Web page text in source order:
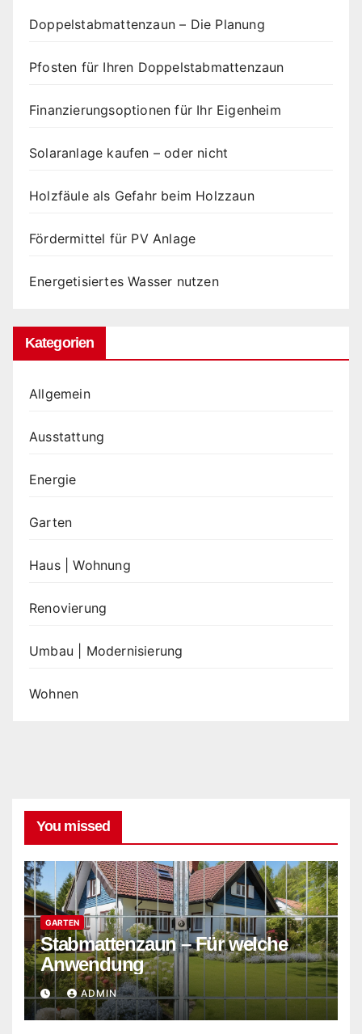
Doppelstabmattenzaun – Die Planung
Pfosten für Ihren Doppelstabmattenzaun
Finanzierungsoptionen für Ihr Eigenheim
Solaranlage kaufen – oder nicht
Holzfäule als Gefahr beim Holzzaun
Fördermittel für PV Anlage
Energetisiertes Wasser nutzen
Kategorien
Allgemein
Ausstattung
Energie
Garten
Haus | Wohnung
Renovierung
Umbau | Modernisierung
Wohnen
You missed
GARTEN
Stabmattenzaun – Für welche
Anwendung
ADMIN